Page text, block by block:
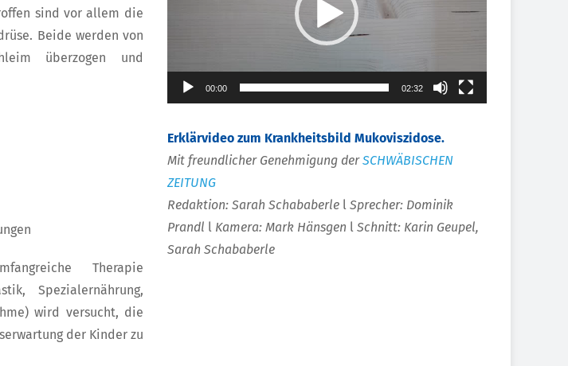
sind vor allem die
Beide werden von
überzogen und
Therapie
Spezialernährung,
wird versucht, die
der Kinder zu
00:00 02:32
Erklärvideo zum Krankheitsbild Mukoviszidose.
Mit freundlicher Genehmigung derSCHWÄBISCHEN
ZEITUNG
Redaktion: Sarah Schababerlel Sprecher: Dominik
Prandl l Kamera: Mark Hänsgen l Schnitt: Karin Geupel,
Sarah Schababerle